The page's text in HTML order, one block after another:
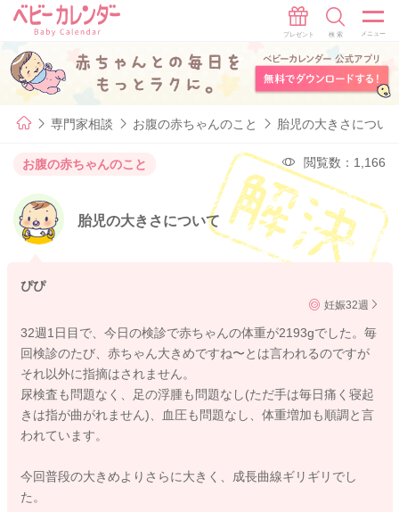
専門家相談 お腹の赤ちゃんのこと 胎児の大きさについ
お腹の赤ちゃんのこと 閲覧数：1,166
胎児の大きさについて
ぴぴ
妊娠32週
32週1日目で、今日の検診で赤ちゃんの体重が2193gでした。毎
回検診のたび、赤ちゃん大きめですね〜とは言われるのですが
それ以外に指摘はされません。
尿検査も問題なく、足の浮腫も問題なし(ただ手は毎日痛く寝起
きは指が曲がれません)、血圧も問題なし、体重増加も順調と言
われています。
今回普段の大きめよりさらに大きく、成長曲線ギリギリでし
た。